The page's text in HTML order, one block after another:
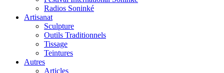
Radios Soninké
Artisanat
Sculpture
Outils Traditionnels
Tissage
Teintures
Autres
Articles